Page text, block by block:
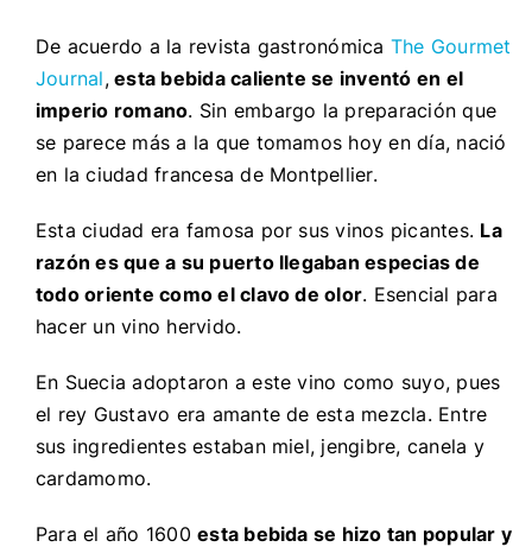
De acuerdo a la revista gastronómica The Gourmet
Journal,esta bebida caliente se inventó en el
imperio romano. Sin embargo la preparación que
se parece más a la que tomamos hoy en día, nació
en la ciudad francesa de Montpellier.
Esta ciudad era famosa por sus vinos picantes. La
razón es que a su puerto llegaban especias de
todo oriente como el clavo de olor. Esencial para
hacer un vino hervido.
En Suecia adoptaron a este vino como suyo, pues
el rey Gustavo era amante de esta mezcla. Entre
sus ingredientes estaban miel, jengibre, canela y
cardamomo.
Para el año 1600esta bebida se hizo tan popular y